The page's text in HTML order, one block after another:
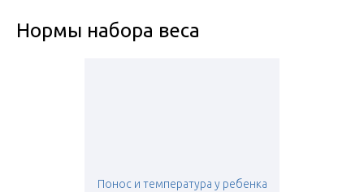
Нормы набора веса
Понос и температура у ребенка